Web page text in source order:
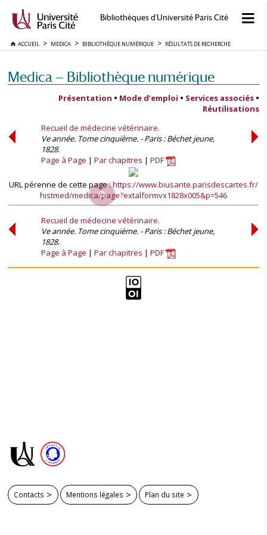
Bibliothèques d'Université Paris Cité
ACCUEIL MEDICA BIBLIOTHÈQUE NUMÉRIQUE RÉSULTATS DE RECHERCHE
Medica — Bibliothèque numérique
Présentation • Mode d’emploi • Services associés •
Réutilisations
Recueil de médecine vétérinaire.
Ve année. Tome cinquième. - Paris : Béchet jeune,
1828.
Page à Page
Par chapitres PDF
URL pérenne de cette page :https://www.biusante.parisdescartes.fr/
histmed/medica/page?extalformvx1828x005&p=546
Recueil de médecine vétérinaire.
Ve année. Tome cinquième. - Paris : Béchet jeune,
1828.
Page à Page
Par chapitres PDF
Contacts Mentions légales Plan du site